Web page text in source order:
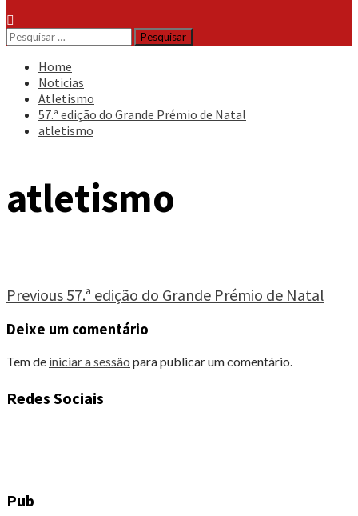
Pesquisar
por:
Home
Noticias
Atletismo
57.ª edição do Grande Prémio de Natal
atletismo
atletismo
Continue
Reading
Previous 57.ª edição do Grande Prémio de Natal
Deixe um comentário
Tem de iniciar a sessão para publicar um comentário.
Redes Sociais
Pub